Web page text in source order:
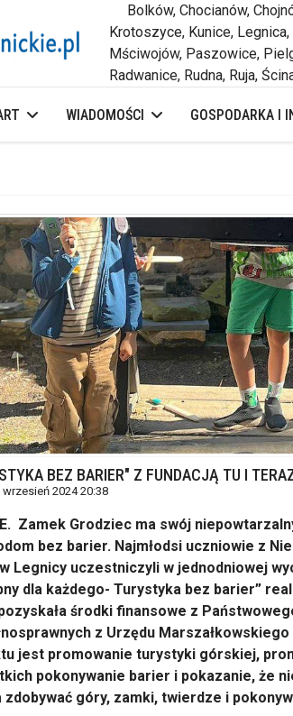
Bolków, Chocianów,
Krotoszyce, Kunice,
Mściwojów, Paszowice,
Radwanice, Rudna, Ruja,
WIADOMOŚCI GOSPODARKA I
BEZ BARIER" Z FUNDACJĄ TU I
wrzesień 2024 20:38
Zamek Grodziec ma swój
bez barier. Najmłodsi uczniowie z
Legnicy uczestniczyli w jednodniowej
dla każdego- Turystyka bez barier”
środki finansowe z
z Urzędu
jest promowanie turystyki górskiej,
pokonywanie barier i pokazanie, że
zdobywać góry, zamki, twierdze i